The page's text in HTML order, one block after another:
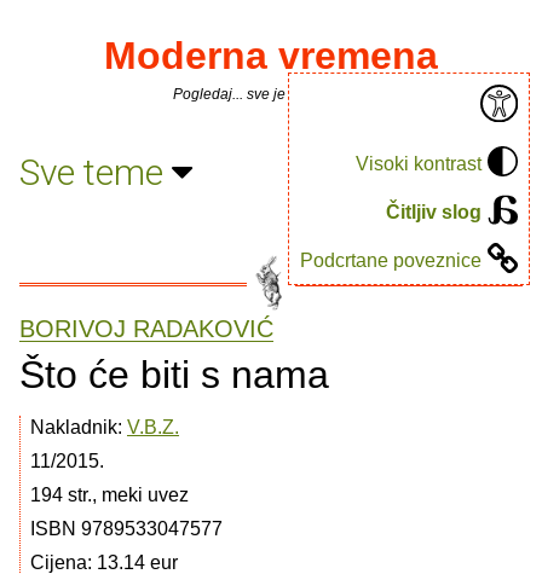
Visoki kontrast
Čitljiv slog
Podcrtane poveznice
Moderna vremena
Pogledaj... sve je puno knjiga.
Sve teme
BORIVOJ RADAKOVIĆ
Što će biti s nama
Nakladnik: V.B.Z.
11/2015.
194 str., meki uvez
ISBN 9789533047577
Cijena: 13.14 eur